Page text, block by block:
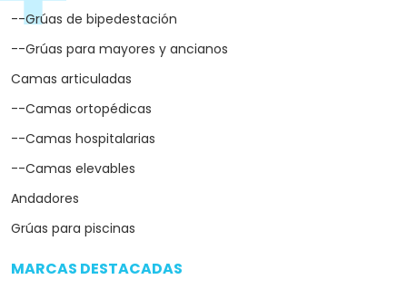
--Grúas de bipedestación
--Grúas para mayores y ancianos
Camas articuladas
--Camas ortopédicas
--Camas hospitalarias
--Camas elevables
Andadores
Grúas para piscinas
MARCAS DESTACADAS